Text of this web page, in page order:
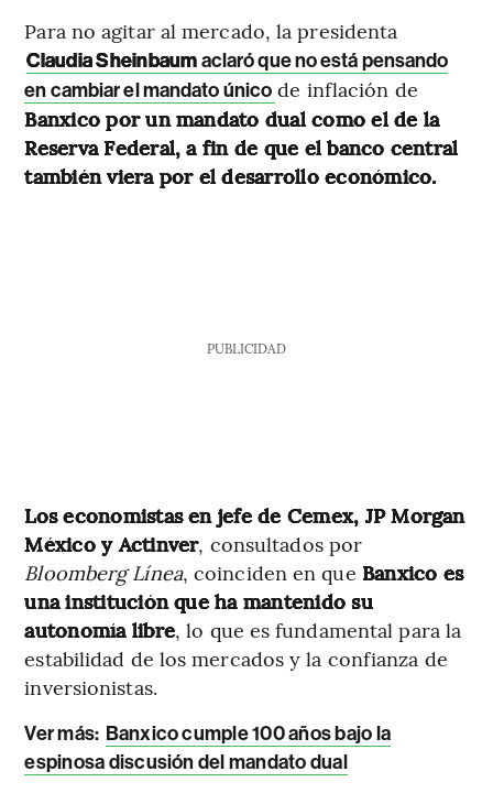
Para no agitar al mercado, la presidenta
Claudia Sheinbaumaclaró que no está pensando
en cambiar el mandato único de inflación de
Banxico por un mandato dual como el de la
Reserva Federal, a fin de que el banco central
también viera por el desarrollo económico.
PUBLICIDAD
Los economistas en jefe de Cemex, JP Morgan
México y Actinver, consultados por
Bloomberg Línea, coinciden en que Banxico es
una institución que ha mantenido su
autonomía libre, lo que es fundamental para la
estabilidad de los mercados y la confianza de
inversionistas.
Ver más: Banxico cumple 100 años bajo la
espinosa discusión del mandato dual